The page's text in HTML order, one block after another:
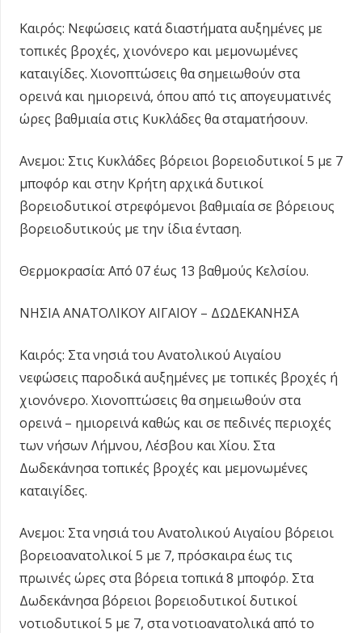
Καιρός: Νεφώσεις κατά διαστήματα αυξημένες με
τοπικές βροχές, χιονόνερο και μεμονωμένες
καταιγίδες. Χιονοπτώσεις θα σημειωθούν στα
ορεινά και ημιορεινά, όπου από τις απογευματινές
ώρες βαθμιαία στις Κυκλάδες θα σταματήσουν.
Ανεμοι: Στις Κυκλάδες βόρειοι βορειοδυτικοί 5 με 7
μποφόρ και στην Κρήτη αρχικά δυτικοί
βορειοδυτικοί στρεφόμενοι βαθμιαία σε βόρειους
βορειοδυτικούς με την ίδια ένταση.
Θερμοκρασία: Από 07 έως 13 βαθμούς Κελσίου.
ΝΗΣΙΑ ΑΝΑΤΟΛΙΚΟΥ ΑΙΓΑΙΟΥ – ΔΩΔΕΚΑΝΗΣΑ
Καιρός: Στα νησιά του Ανατολικού Αιγαίου
νεφώσεις παροδικά αυξημένες με τοπικές βροχές ή
χιονόνερο. Χιονοπτώσεις θα σημειωθούν στα
ορεινά – ημιορεινά καθώς και σε πεδινές περιοχές
των νήσων Λήμνου, Λέσβου και Χίου. Στα
Δωδεκάνησα τοπικές βροχές και μεμονωμένες
καταιγίδες.
Ανεμοι: Στα νησιά του Ανατολικού Αιγαίου βόρειοι
βορειοανατολικοί 5 με 7, πρόσκαιρα έως τις
πρωινές ώρες στα βόρεια τοπικά 8 μποφόρ. Στα
Δωδεκάνησα βόρειοι βορειοδυτικοί δυτικοί
νοτιοδυτικοί 5 με 7, στα νοτιοανατολικά από το